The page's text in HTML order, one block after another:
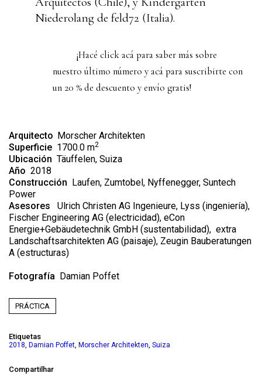
Niederolang de feld72 (Italia).
¡Hacé clickacápara saber más sobre
nuestro último número yacápara suscribirte con
un 20 % de descuento y envío gratis!
Arquitecto Morscher Architekten
Superficie 1700.0 m2
Ubicación Täuffelen, Suiza
Año 2018
Construcción Laufen, Zumtobel, Nyffenegger, Suntech
Power
Asesores Ulrich Christen AG Ingenieure, Lyss (ingeniería),
Fischer Engineering AG (electricidad), eCon
Energie+Gebäudetechnik GmbH (sustentabilidad), extra
Landschaftsarchitekten AG (paisaje), Zeugin Bauberatungen
A (estructuras)
Fotografía Damian Poffet
PRÁCTICA
Etiquetas
2018, Damian Poffet, Morscher Architekten, Suiza
Compartilhar